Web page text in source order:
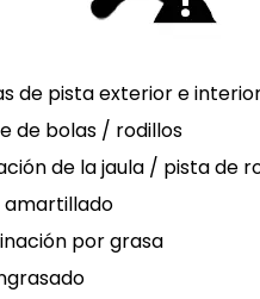
de pista exterior e
de bolas / rodillos
de la jaula / pista de
amartillado
por grasa